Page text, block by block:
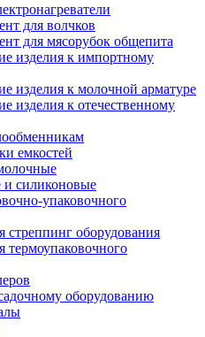
для волчков
для мясорубок общепита
изделия к импортному
изделия к молочной арматуре
изделия к отечественному
емкостей
силиконовые
упаковочного
стреппинг оборудования
термоупаковочного
оборудованию